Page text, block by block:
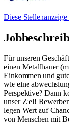
Diese
Für unseren
einen Metallbauer
Einkommen und
wie eine
Perspektive? Dann
unser Ziel!
legen Wert auf
von Menschen mit